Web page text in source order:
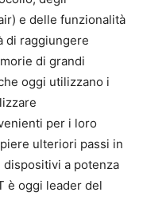
e delle funzionalità
di raggiungere
di grandi
oggi utilizzano i
per i loro
ulteriori passi in
dispositivi a potenza
è oggi leader del